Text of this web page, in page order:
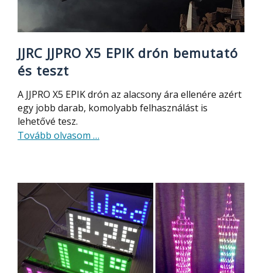
JJRC JJPRO X5 EPIK drón bemutató
és teszt
A JJPRO X5 EPIK drón az alacsony ára ellenére azért
egy jobb darab, komolyabb felhasználást is
lehetővé tesz.
Tovább olvasom about
EPIK
drón
bemutató
és
teszt
…